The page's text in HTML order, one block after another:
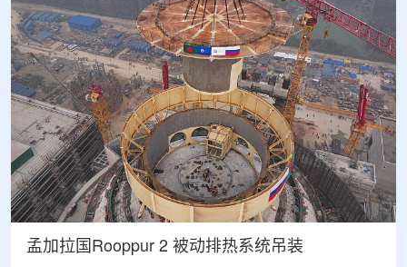
孟加拉国Rooppur 2 被动排热系统吊装